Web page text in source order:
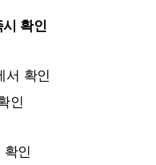
확인
서 확인
인
인